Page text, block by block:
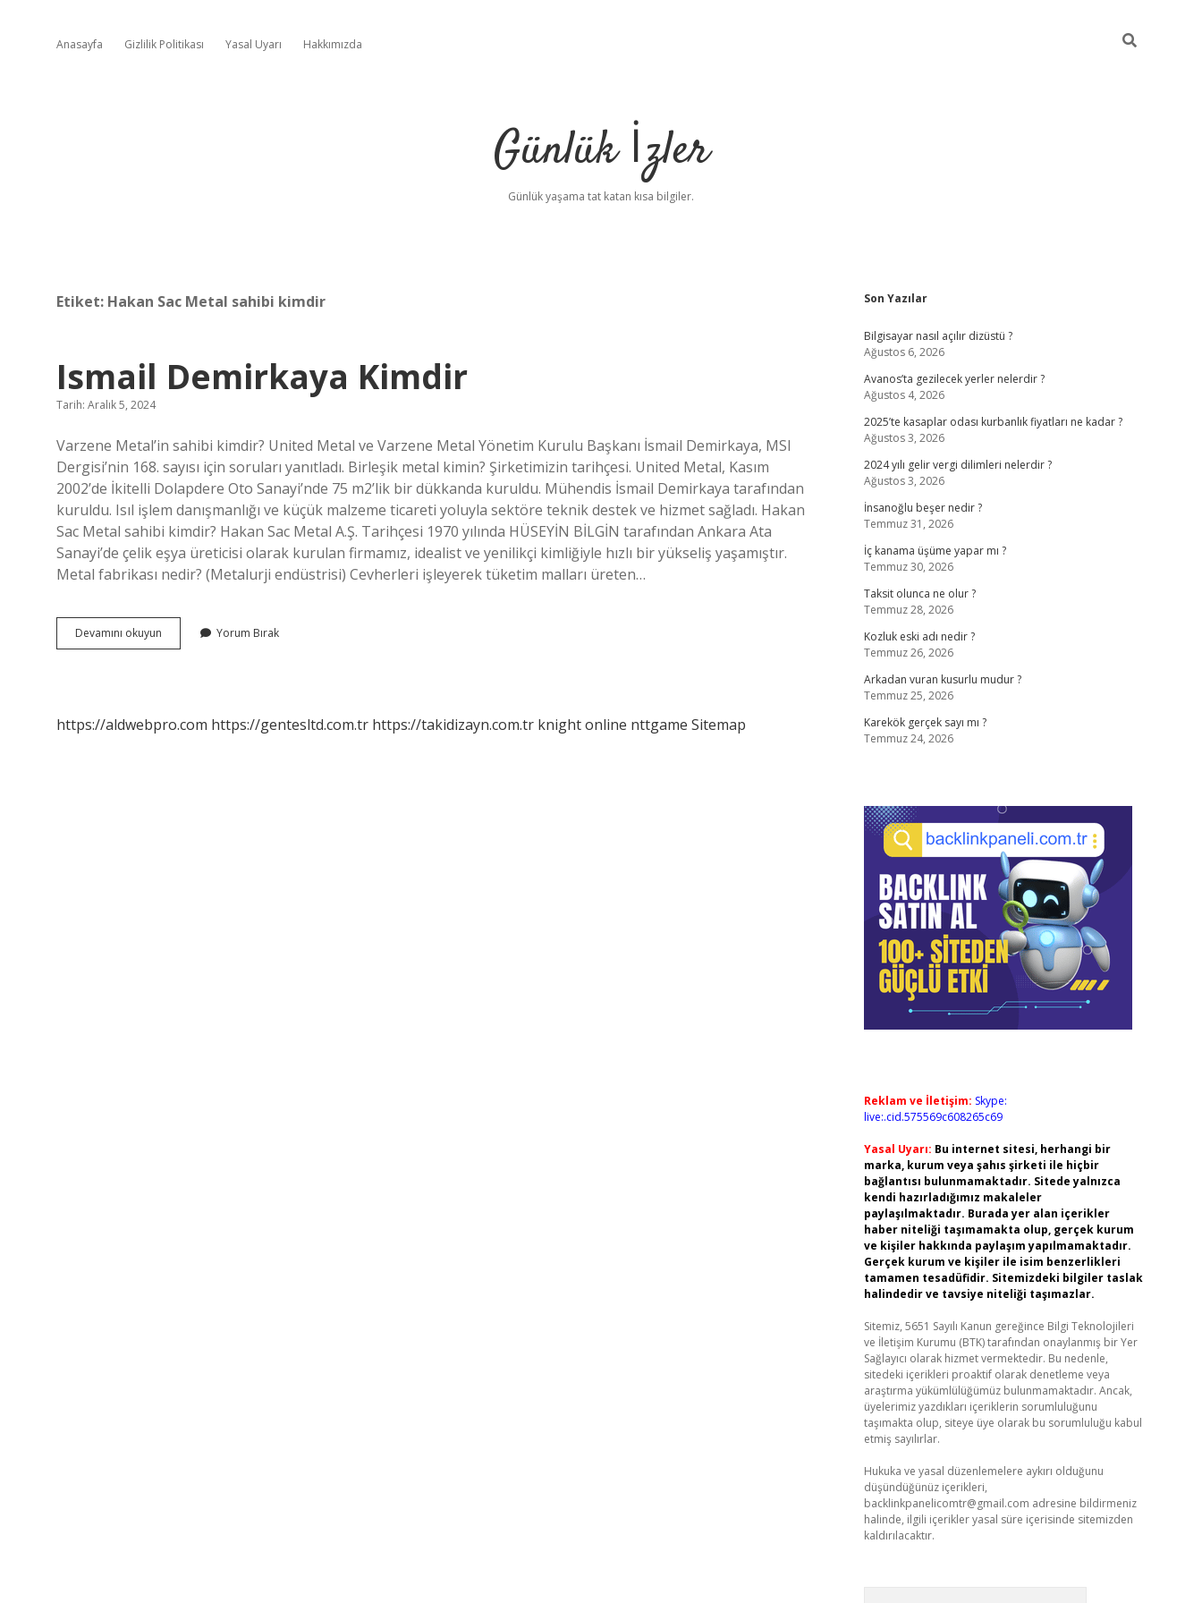
Anasayfa Gizlilik Politikası Yasal Uyarı Hakkımızda
Günlük İzler
Günlük yaşama tat katan kısa bilgiler.
Etiket: Hakan Sac Metal sahibi kimdir
Ismail Demirkaya Kimdir
Tarih: Aralık 5, 2024
Varzene Metal’in sahibi kimdir? United Metal ve Varzene Metal Yönetim Kurulu Başkanı İsmail Demirkaya, MSI
Dergisi’nin 168. sayısı için soruları yanıtladı. Birleşik metal kimin? Şirketimizin tarihçesi. United Metal, Kasım
2002’de İkitelli Dolapdere Oto Sanayi’nde 75 m2’lik bir dükkanda kuruldu. Mühendis İsmail Demirkaya tarafından
kuruldu. Isıl işlem danışmanlığı ve küçük malzeme ticareti yoluyla sektöre teknik destek ve hizmet sağladı. Hakan
Sac Metal sahibi kimdir? Hakan Sac Metal A.Ş. Tarihçesi 1970 yılında HÜSEYİN BİLGİN tarafından Ankara Ata
Sanayi’de çelik eşya üreticisi olarak kurulan firmamız, idealist ve yenilikçi kimliğiyle hızlı bir yükseliş yaşamıştır.
Metal fabrikası nedir? (Metalurji endüstrisi) Cevherleri işleyerek tüketim malları üreten…
Devamını okuyun
Demirkaya
Yorum Bırak
https://aldwebpro.com https://gentesltd.com.tr https://takidizayn.com.tr knight online nttgame Sitemap
Sidebar
Son Yazılar
Bilgisayar nasıl açılır dizüstü ?
Ağustos 6, 2026
Avanos’ta gezilecek yerler nelerdir ?
Ağustos 4, 2026
2025’te kasaplar odası kurbanlık fiyatları ne kadar ?
Ağustos 3, 2026
2024 yılı gelir vergi dilimleri nelerdir ?
Ağustos 3, 2026
İnsanoğlu beşer nedir ?
Temmuz 31, 2026
İç kanama üşüme yapar mı ?
Temmuz 30, 2026
Taksit olunca ne olur ?
Temmuz 28, 2026
Kozluk eski adı nedir ?
Temmuz 26, 2026
Arkadan vuran kusurlu mudur ?
Temmuz 25, 2026
Karekök gerçek sayı mı ?
Temmuz 24, 2026
Reklam ve İletişim: Skype:
live:.cid.575569c608265c69
Yasal Uyarı: Bu internet sitesi, herhangi bir
marka, kurum veya şahıs şirketi ile hiçbir
bağlantısı bulunmamaktadır. Sitede yalnızca
kendi hazırladığımız makaleler
paylaşılmaktadır. Burada yer alan içerikler
haber niteliği taşımamakta olup, gerçek kurum
ve kişiler hakkında paylaşım yapılmamaktadır.
Gerçek kurum ve kişiler ile isim benzerlikleri
tamamen tesadüfidir. Sitemizdeki bilgiler taslak
halindedir ve tavsiye niteliği taşımazlar.
Sitemiz, 5651 Sayılı Kanun gereğince Bilgi Teknolojileri
ve İletişim Kurumu (BTK) tarafından onaylanmış bir Yer
Sağlayıcı olarak hizmet vermektedir. Bu nedenle,
sitedeki içerikleri proaktif olarak denetleme veya
araştırma yükümlülüğümüz bulunmamaktadır. Ancak,
üyelerimiz yazdıkları içeriklerin sorumluluğunu
taşımakta olup, siteye üye olarak bu sorumluluğu kabul
etmiş sayılırlar.
Hukuka ve yasal düzenlemelere aykırı olduğunu
düşündüğünüz içerikleri,
backlinkpanelicomtr@gmail.com adresine bildirmeniz
halinde, ilgili içerikler yasal süre içerisinde sitemizden
kaldırılacaktır.